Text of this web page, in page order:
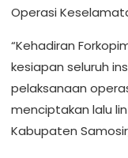
Operasi
“Kehadiran
kesiapan seluruh
pelaksanaan
menciptakan lalu
Kabupaten